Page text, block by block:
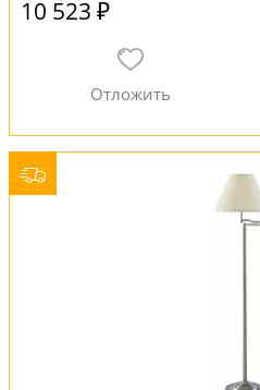
10 523 ₽